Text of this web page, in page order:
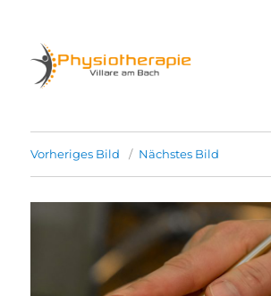
Vorheriges Bild Nächstes Bild